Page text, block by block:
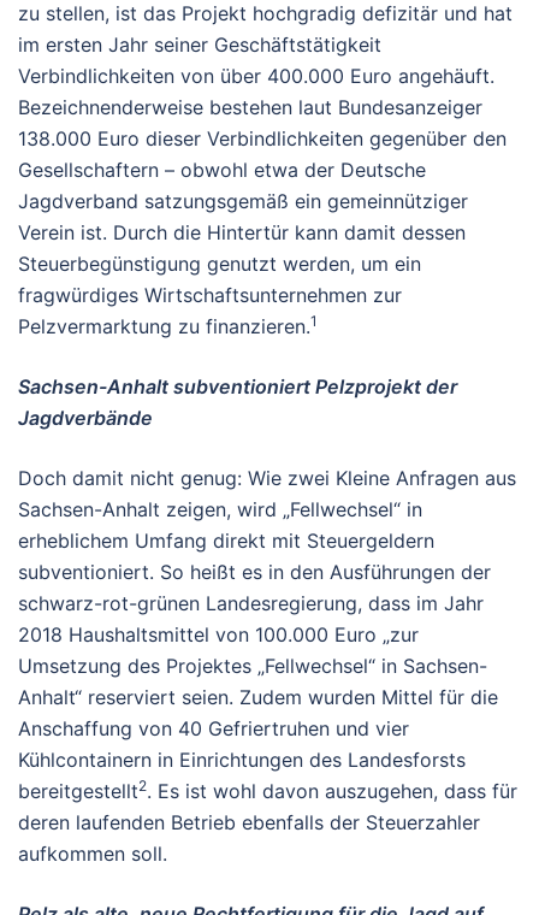
zu stellen, ist das Projekt hochgradig defizitär und hat
im ersten Jahr seiner Geschäftstätigkeit
Verbindlichkeiten von über 400.000 Euro angehäuft.
Bezeichnenderweise bestehen laut Bundesanzeiger
138.000 Euro dieser Verbindlichkeiten gegenüber den
Gesellschaftern – obwohl etwa der Deutsche
Jagdverband satzungsgemäß ein gemeinnütziger
Verein ist. Durch die Hintertür kann damit dessen
Steuerbegünstigung genutzt werden, um ein
fragwürdiges Wirtschaftsunternehmen zur
Pelzvermarktung zu finanzieren.1
Sachsen-Anhalt subventioniert Pelzprojekt der
Jagdverbände
Doch damit nicht genug: Wie zwei Kleine Anfragen aus
Sachsen-Anhalt zeigen, wird „Fellwechsel“ in
erheblichem Umfang direkt mit Steuergeldern
subventioniert. So heißt es in den Ausführungen der
schwarz-rot-grünen Landesregierung, dass im Jahr
2018 Haushaltsmittel von 100.000 Euro „zur
Umsetzung des Projektes „Fellwechsel“ in Sachsen-
Anhalt“ reserviert seien. Zudem wurden Mittel für die
Anschaffung von 40 Gefriertruhen und vier
Kühlcontainern in Einrichtungen des Landesforsts
bereitgestellt2. Es ist wohl davon auszugehen, dass für
deren laufenden Betrieb ebenfalls der Steuerzahler
aufkommen soll.